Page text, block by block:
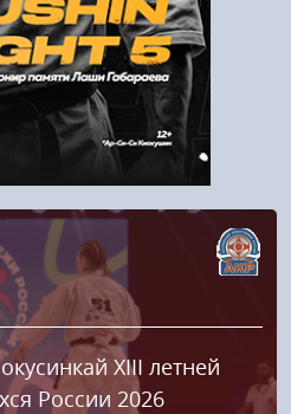
XIII летней
России 2026